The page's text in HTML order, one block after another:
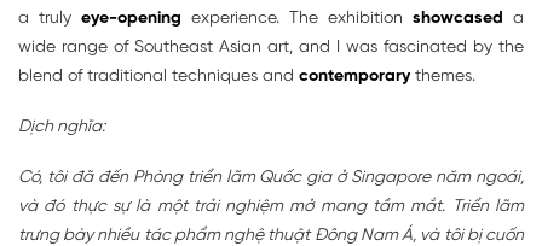
a truly eye-opening experience. The exhibition showcased a
wide range of Southeast Asian art, and I was fascinated by the
blend of traditional techniques and contemporarythemes.
Dịch nghĩa:
Có, tôi đã đến Phòng triển lãm Quốc gia ở Singapore năm ngoái,
và đó thực sự là một trải nghiệm mở mang tầm mắt. Triển lãm
trưng bày nhiều tác phẩm nghệ thuật Đông Nam Á, và tôi bị cuốn